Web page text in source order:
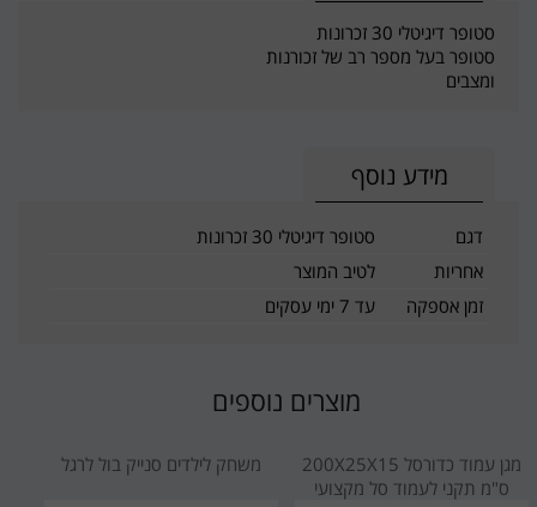
סטופר דיגיטלי 30 זכרונות
סטופר בעל מספר רב של זכורנות
ומצבים
מידע נוסף
דגם
סטופר דיגיטלי 30 זכרונות
אחריות
לטיב המוצר
זמן אספקה
עד 7 ימי עסקים
מוצרים נוספים
מגן עמוד כדורסל 200X25X15
ס"מ תקני לעמוד סל מקצועי
משחק לילדים סנייק בול לרגל